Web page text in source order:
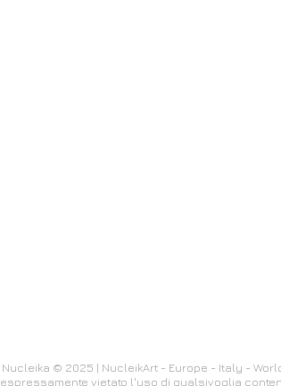
Nucleika © 2025 | NucleikArt - Europe - Italy -
espressamente vietato l'uso di qualsivoglia